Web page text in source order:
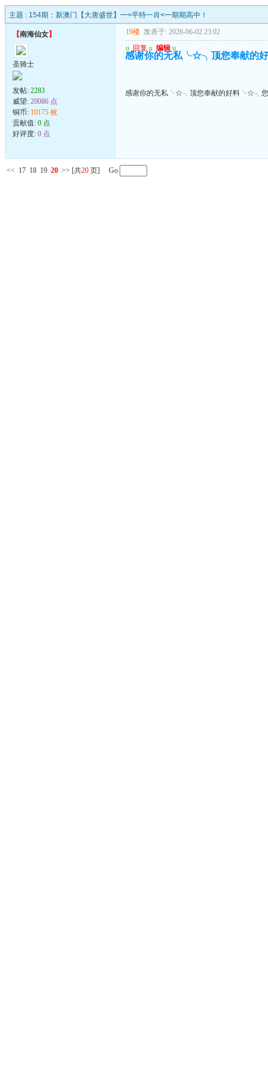
主题 : 154期：新澳门【大唐盛世】━>平特一肖<━期期高中！
【南海仙女】
圣骑士
发帖: 2283
威望: 20086 点
铜币: 10175 枚
贡献值: 0 点
好评度: 0 点
19楼 发表于: 2026-06-02 23:02
u 回复 u 编辑 u
感谢你的无私╰☆╮顶您奉献
感谢你的无私╰☆╮顶您奉献的好料
<< 17 18 19 20 >> [共20 页] Go